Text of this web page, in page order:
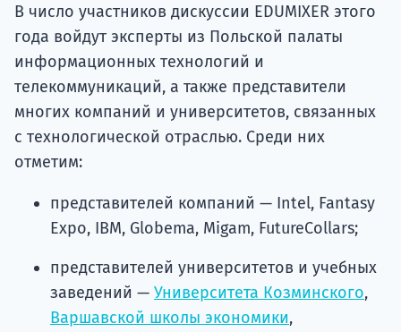
В число участников дискуссии EDUMIXER этого
года войдут эксперты из Польской палаты
информационных технологий и
телекоммуникаций, а также представители
многих компаний и университетов, связанных
с технологической отраслью. Среди них
отметим:
представителей компаний — Intel, Fantasy
Expo, IBM, Globema, Migam, FutureCollars;
представителей университетов и учебных
заведений — Университета Козминского,
Варшавской школы экономики,